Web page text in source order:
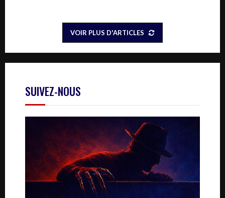
VOIR PLUS D'ARTICLES
SUIVEZ-NOUS